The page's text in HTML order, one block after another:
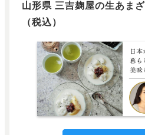
山形県 三吉麹屋の生あま
（税込）